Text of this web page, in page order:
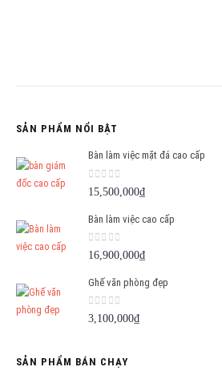
SẢN PHẨM NỔI BẬT
Bàn làm việc mặt đá cao cấp
0 out of 5
15,500,000₫
Bàn làm việc cao cấp
0out of 5
16,900,000₫
Ghế văn phòng đẹp
0 out of 5
3,100,000₫
SẢN PHẨM BÁN CHẠY